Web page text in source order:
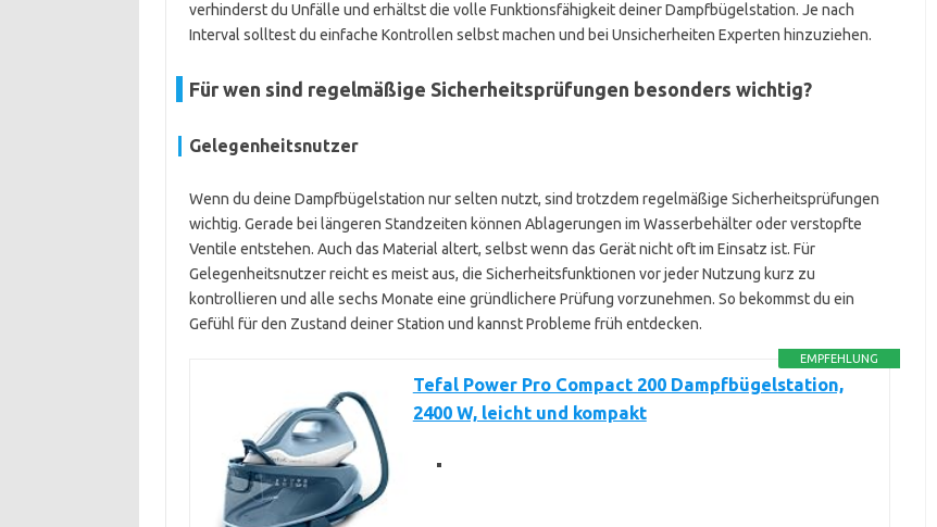
verhinderst du Unfälle und erhältst die volle Funktionsfähigkeit deiner Dampfbügelstation. Je nach
Interval solltest du einfache Kontrollen selbst machen und bei Unsicherheiten Experten hinzuziehen.
Für wen sind regelmäßige Sicherheitsprüfungen besonders wichtig?
Gelegenheitsnutzer
Wenn du deine Dampfbügelstation nur selten nutzt, sind trotzdem regelmäßige Sicherheitsprüfungen
wichtig. Gerade bei längeren Standzeiten können Ablagerungen im Wasserbehälter oder verstopfte
Ventile entstehen. Auch das Material altert, selbst wenn das Gerät nicht oft im Einsatz ist. Für
Gelegenheitsnutzer reicht es meist aus, die Sicherheitsfunktionen vor jeder Nutzung kurz zu
kontrollieren und alle sechs Monate eine gründlichere Prüfung vorzunehmen. So bekommst du ein
Gefühl für den Zustand deiner Station und kannst Probleme früh entdecken.
EMPFEHLUNG
Tefal Power Pro Compact 200 Dampfbügelstation,
2400 W, leicht und kompakt